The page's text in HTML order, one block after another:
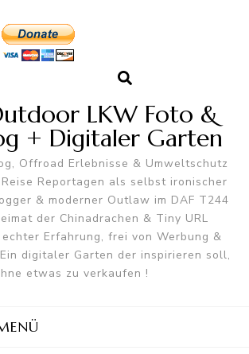
LKW Foto &
+ Digitaler Garten
Offroad Erlebnisse & Umweltschutz
Reportagen als selbst ironischer
& moderner Outlaw im DAF T244
der Chinadrachen & Tiny URL
Erfahrung, frei von Werbung &
digitaler Garten der inspirieren soll,
etwas zu verkaufen !